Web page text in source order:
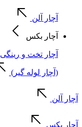
آچار آلن
آچار بکس
آچار تخت و رینگی
(آچار لوله گیر)
آچار آلن
آچار بکس